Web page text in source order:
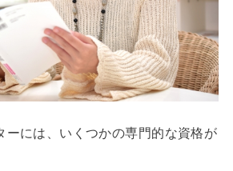
ーには、いくつかの専門的な資格が